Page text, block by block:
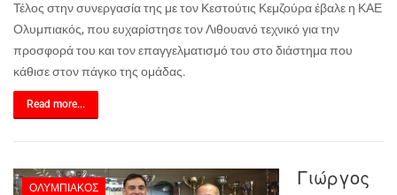
Τέλος στην συνεργασία της με τον Κεστούτις Κεμζούρα έβαλε η ΚΑΕ
Ολυμπιακός, που ευχαρίστησε τον Λιθουανό τεχνικό για την
προσφορά του και τον επαγγελματισμό του στο διάστημα που
κάθισε στον πάγκο της ομάδας.
Read more...
ΟΛΥΜΠΙΑΚΌΣ Γιώργος